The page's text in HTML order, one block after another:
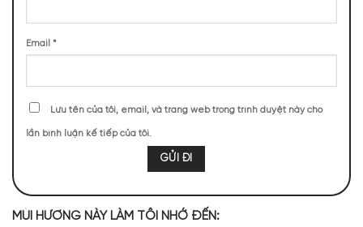
Email *
Lưu tên của tôi, email, và trang web trong trình duyệt này cho
lần bình luận kế tiếp của tôi.
MÙI HƯƠNG NÀY LÀM TÔI NHỚ ĐẾN: